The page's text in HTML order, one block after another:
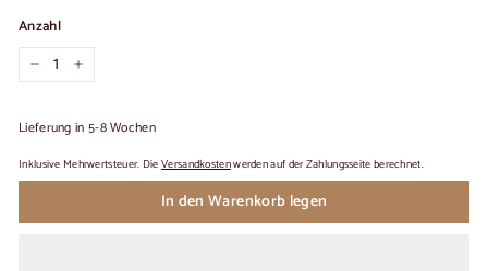
Anzahl
+
Lieferung in 5-8 Wochen
Inklusive Mehrwertsteuer. DieVersandkostenwerden auf der Zahlungsseite berechnet.
In den Warenkorb legen